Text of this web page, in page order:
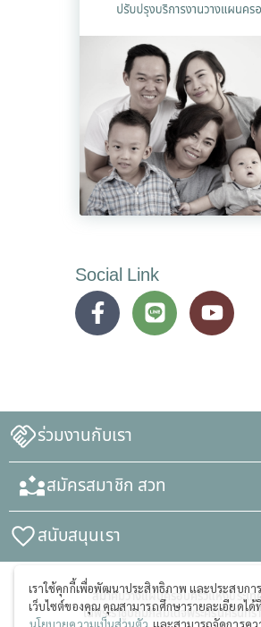
Social Link
ร่วมงานกับเรา
สมัครสมาชิก สวท
สนับสนุนเรา
สมาคมวางแผนครอบครัวแห่งประเท
ในพระราชูปถัมภ์สมเด็จพระศรีนครินทรา
เราใช้คุกกี้เพื่อพัฒนาประสิทธิภาพ และประสบกา
เว็บไซต์ของคุณ คุณสามารถศึกษารายละเอียดได้ที่
นโยบายความเป็นส่วนตัว และสามารถจัดการคว